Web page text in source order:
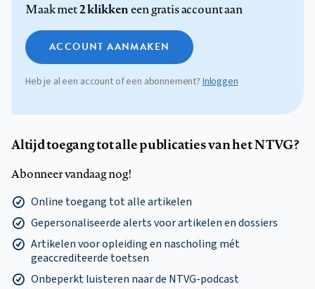
Maak met2 klikkeneen gratis account aan
ACCOUNT AANMAKEN
Heb je al een account of een abonnement?Inloggen
Altijd toegang tot alle publicaties van het NTVG?
Abonneer vandaag nog!
Online toegang tot alle artikelen
Gepersonaliseerde alerts voor artikelen en dossiers
Artikelen voor opleiding en nascholing mét
geaccrediteerde toetsen
Onbeperkt luisteren naar de NTVG-podcast